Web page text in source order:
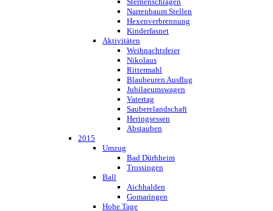
Narrenbaum Stellen
Hexenverbrennung
Kinderfasnet
Aktivitäten
Weihnachtsfeier
Nikolaus
Rittermahl
Blaubeuren Ausflug
Jubilaeumswagen
Vatertag
Sauberelandschaft
Heringsessen
Abstauben
2015
Umzug
Bad Dürhheim
Trossingen
Ball
Aichhalden
Gomaringen
Hohe Tage